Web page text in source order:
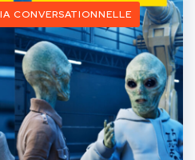
CONVERSATIONNELLE